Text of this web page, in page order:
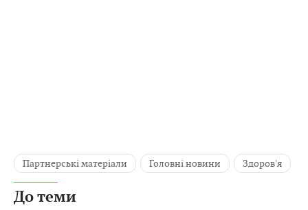
Партнерські матеріали Головні новини Здоров'я
До теми